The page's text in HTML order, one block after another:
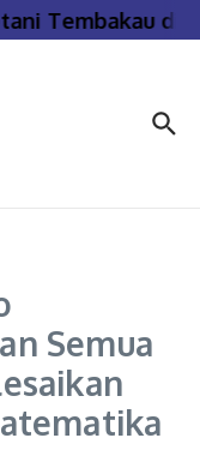
Tembakau di
Semua